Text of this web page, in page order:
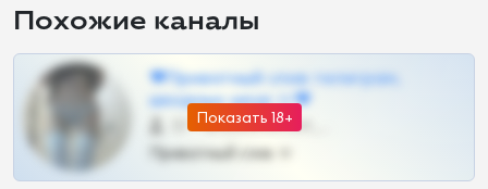
Похожие каналы
Показать 18+
❤Приватный слив телеграм,
шкодных шкур тг❤
57 •
Приватный слив тг